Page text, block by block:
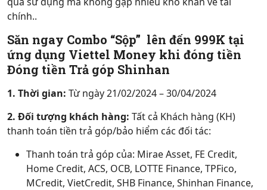
chính..
Săn ngay Combo “Sộp” lên đến 999K tại
ứng dụng Viettel Money khi đóng tiền
Đóng tiền Trả góp Shinhan
1. Thời gian: Từ ngày 21/02/2024 – 30/04/2024
2. Đối tượng khách hàng: Tất cả Khách hàng (KH)
thanh toán tiền trả góp/bảo hiểm các đối tác:
Thanh toán trả góp của: Mirae Asset, FE Credit,
Home Credit, ACS, OCB, LOTTE Finance, TPFico,
MCredit, VietCredit, SHB Finance, Shinhan Finance,